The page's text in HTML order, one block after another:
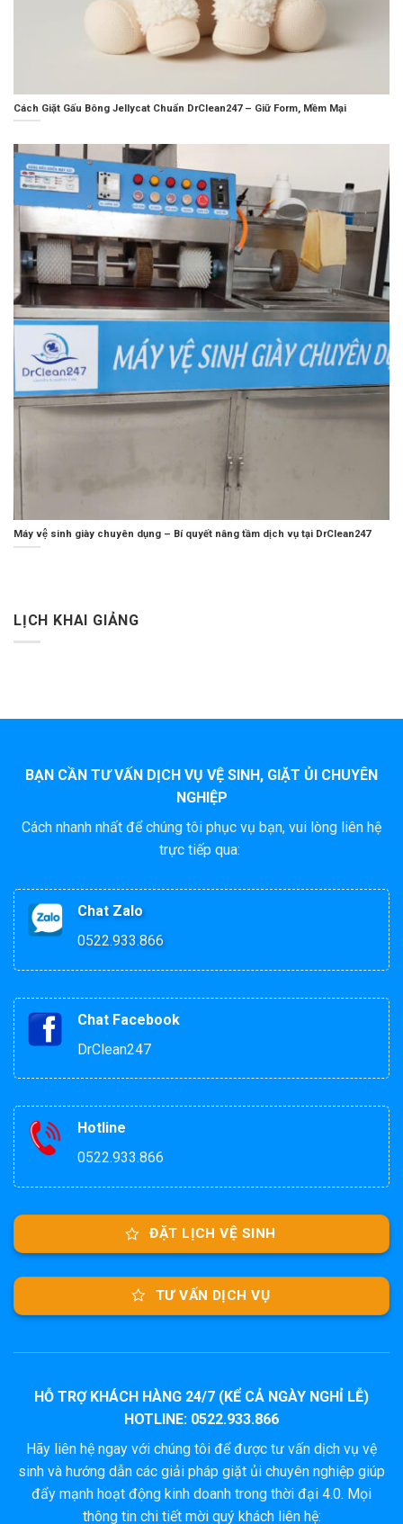
Cách Giặt Gấu Bông Jellycat Chuẩn DrClean247 – Giữ Form, Mềm Mại
Máy vệ sinh giày chuyên dụng – Bí quyết nâng tầm dịch vụ tại DrClean247
LỊCH KHAI GIẢNG
BẠN CẦN TƯ VẤN DỊCH VỤ VỆ SINH, GIẶT ỦI CHUYÊN
NGHIỆP
Cách nhanh nhất để chúng tôi phục vụ bạn, vui lòng liên hệ
trực tiếp qua:
Chat Zalo
0522.933.866
Chat Facebook
DrClean247
Hotline
0522.933.866
ĐẶT LỊCH VỆ SINH
TƯ VẤN DỊCH VỤ
HỖ TRỢ KHÁCH HÀNG 24/7 (KỂ CẢ NGÀY NGHỈ LỄ)
HOTLINE: 0522.933.866
Hãy liên hệ ngay với chúng tôi để được tư vấn dịch vụ vệ
sinh và hướng dẫn các giải pháp giặt ủi chuyên nghiệp giúp
đẩy mạnh hoạt động kinh doanh trong thời đại 4.0. Mọi
thông tin chi tiết mời quý khách liên hệ: